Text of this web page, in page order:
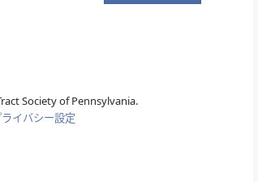
Society of Pennsylvania.
イバシー設定